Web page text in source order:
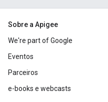
Sobre a Apigee
We're part of Google
Eventos
Parceiros
e-books e webcasts